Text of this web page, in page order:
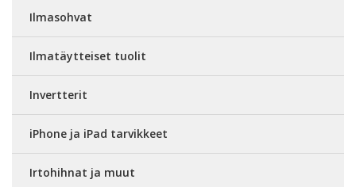
Ilmasohvat
Ilmatäytteiset tuolit
Invertterit
iPhone ja iPad tarvikkeet
Irtohihnat ja muut